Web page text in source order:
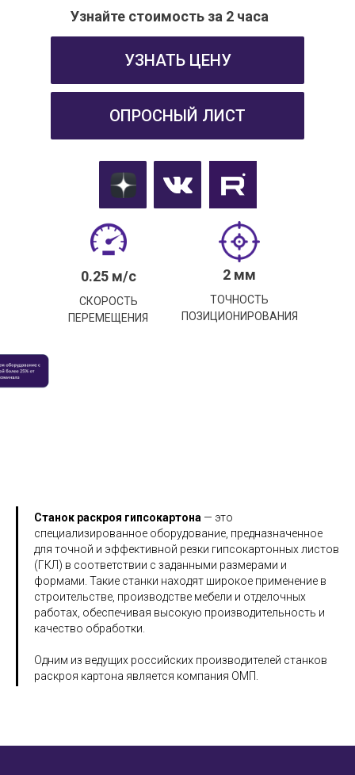
Узнайте стоимость за 2 часа
УЗНАТЬ ЦЕНУ
ОПРОСНЫЙ ЛИСТ
0.25 м/с
СКОРОСТЬ
ПЕРЕМЕЩЕНИЯ
2 мм
ТОЧНОСТЬ
ПОЗИЦИОНИРОВАНИЯ
Станок раскроя гипсокартона — это
специализированное оборудование, предназначенное
для точной и эффективной резки гипсокартонных листов
(ГКЛ) в соответствии с заданными размерами и
формами. Такие станки находят широкое применение в
строительстве, производстве мебели и отделочных
работах, обеспечивая высокую производительность и
качество обработки.​
Одним из ведущих российских производителей станков
раскроя картона является компания ОМП.